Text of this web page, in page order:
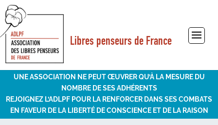
Libres penseurs de France
Sélectionner une page
UNE ASSOCIATION NE PEUT ŒUVRER QU’À LA MESURE DU
NOMBRE DE SES ADHÉRENTS
REJOIGNEZ L’ADLPF POUR LA RENFORCER DANS SES COMBATS
EN FAVEUR DE LA LIBERTÉ DE CONSCIENCE ET DE LA RAISON